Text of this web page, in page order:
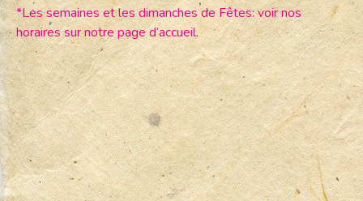
*Les semaines et les dimanches de Fêtes: voir nos
horaires sur notre page d’accueil.